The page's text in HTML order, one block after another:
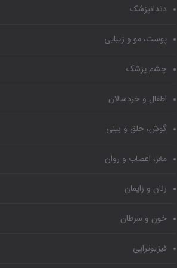
دندانپزشک
پوست، مو و زیبایی
چشم پزشک
اطفال و خردسالان
گوش، حلق و بینی
مغز، اعصاب و روان
زنان و زایمان
خون و سرطان
فیزیوتراپی